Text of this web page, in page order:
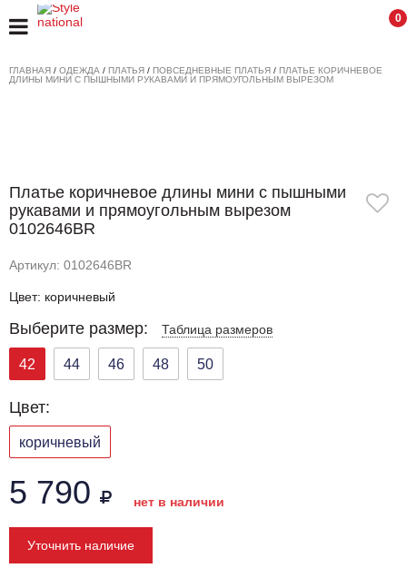
0
ГЛАВНАЯ / ОДЕЖДА / ПЛАТЬЯ / ПОВСЕДНЕВНЫЕ ПЛАТЬЯ / ПЛАТЬЕ КОРИЧНЕВОЕ
ДЛИНЫ МИНИ С ПЫШНЫМИ РУКАВАМИ И ПРЯМОУГОЛЬНЫМ ВЫРЕЗОМ
Платье коричневое длины мини с пышными
рукавами и прямоугольным вырезом
0102646BR
Артикул: 0102646BR
Цвет: коричневый
Выберите размер: Таблица размеров
42 44 46 48 50
Цвет:
коричневый
5 790 нет в наличии
Уточнить наличие